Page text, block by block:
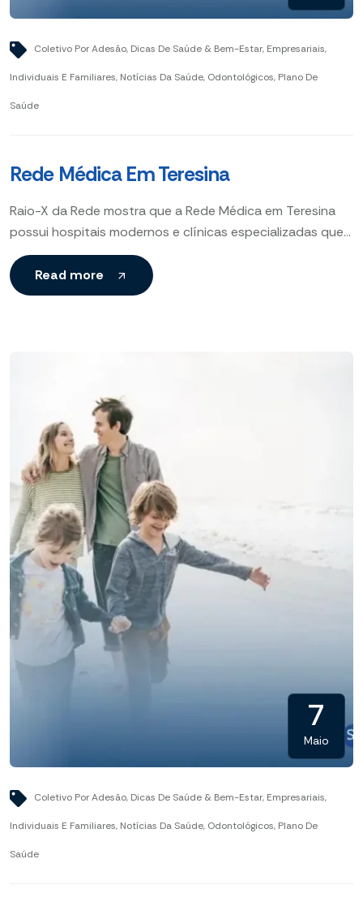
Coletivo Por Adesão, Dicas De Saúde & Bem-Estar, Empresariais,
Individuais E Familiares, Notícias Da Saúde, Odontológicos, Plano De
Saúde
Rede Médica Em Teresina
Raio-X da Rede mostra que a Rede Médica em Teresina
possui hospitais modernos e clínicas especializadas que
garantem atendimento eficaz e acesso facilitado à saúde
Read more
7
Maio
Coletivo Por Adesão, Dicas De Saúde & Bem-Estar, Empresariais,
Individuais E Familiares, Notícias Da Saúde, Odontológicos, Plano De
Saúde